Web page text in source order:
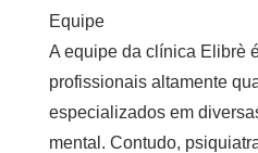
Equipe
A equipe da clínica Elibrè
profissionais altamente
especializados em
mental. Contudo,